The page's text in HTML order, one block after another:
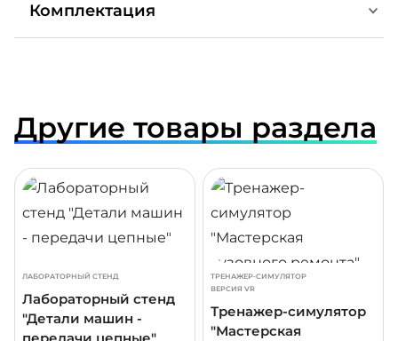
Комплектация
Другие товары раздела
ЛАБОРАТОРНЫЙ СТЕНД
Лабораторный стенд
"Детали машин -
ТРЕНАЖЕР-СИМУЛЯТОР
ВЕРСИЯ VR
Тренажер-симулятор
"Мастерская
ПОДРОБНЕЕ